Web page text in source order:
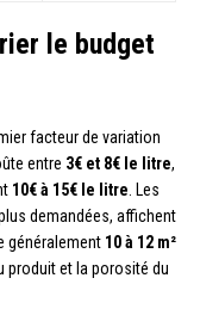
le budget
facteur de variation
entre 3€ et 8€ le litre,
10€ à 15€ le litre . Les
demandées, affichent
généralement 10 à 12 m²
produit et la porosité du